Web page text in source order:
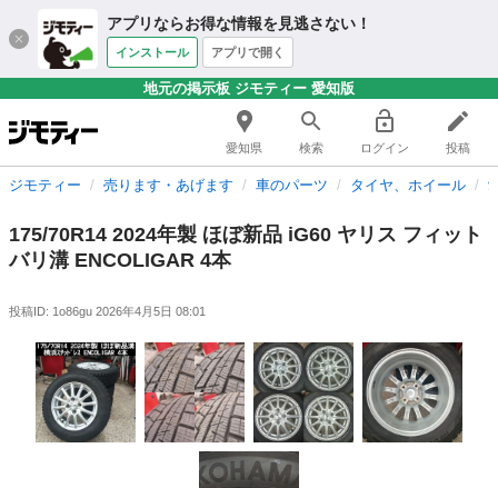
アプリならお得な情報を見逃さない！
インストール アプリで開く
地元の掲示板 ジモティー 愛知版
愛知県 検索 ログイン 投稿
ジモティー 売ります・あげます 車のパーツ タイヤ、ホイール
175/70R14 2024年製 ほぼ新品 iG60 ヤリス フィット
バリ溝 ENCOLIGAR 4本
投稿ID: 1o86gu 2026年4月5日 08:01